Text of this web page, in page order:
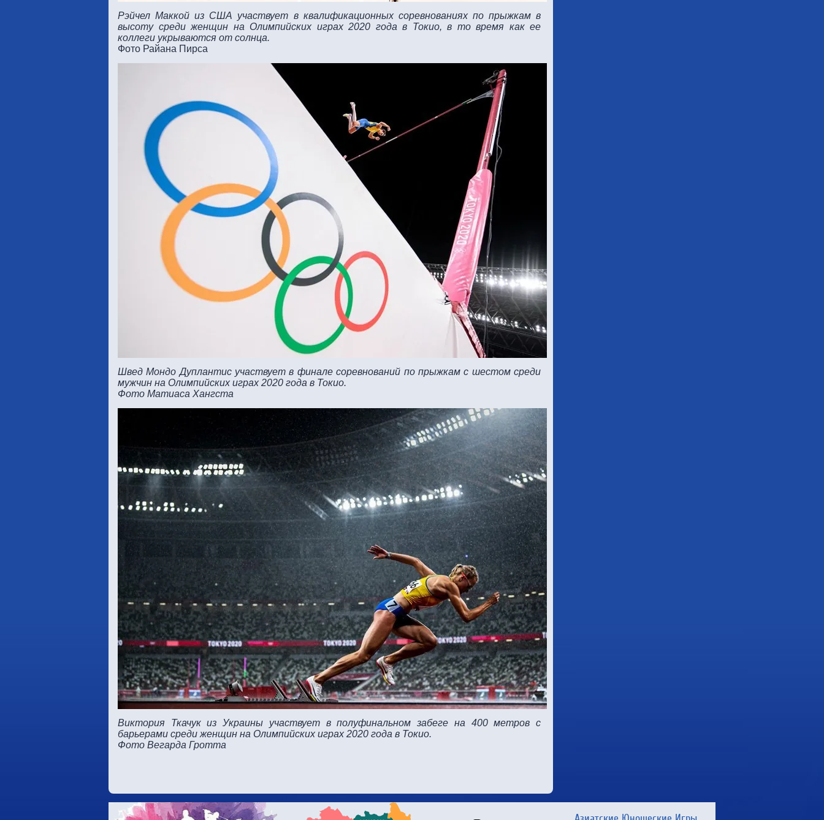
Рэйчел Маккой из США участвует в квалификационных соревнованиях по прыжкам в
высоту среди женщин на Олимпийских играх 2020 года в Токио, в то время как ее
коллеги укрываются от солнца.
Фото Райана Пирса
Швед Мондо Дуплантис участвует в финале соревнований по прыжкам с шестом среди
мужчин на Олимпийских играх 2020 года в Токио.
Фото Матиаса Хангста
Виктория Ткачук из Украины участвует в полуфинальном забеге на 400 метров с
барьерами среди женщин на Олимпийских играх 2020 года в Токио.
Фото Вегарда Гротта